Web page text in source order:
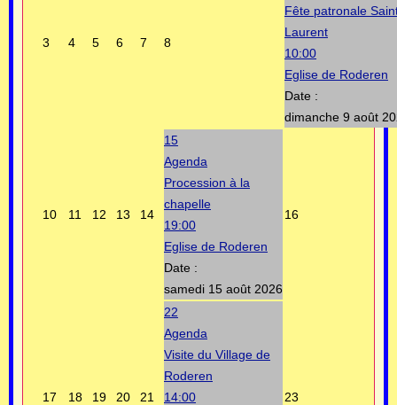
3 4 5 6 7 8
Fête patronale
Laurent
10:00
Eglise de Roderen
Date :
dimanche 9 août
10 11 12 13 14
15
Agenda
Procession à la
chapelle
19:00
Eglise de Roderen
Date :
samedi 15 août 2026
16
17 18 19 20 21
22
Agenda
Visite du Village de
Roderen
14:00
23